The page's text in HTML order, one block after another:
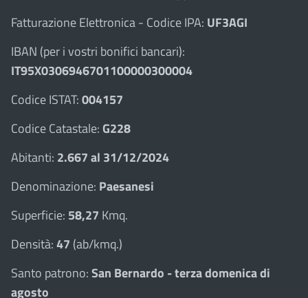
Fatturazione Elettronica - Codice IPA: UF3AGI
IBAN (per i vostri bonifici bancari):
IT95X0306946701100000300004
Codice ISTAT:004157
Codice Catastale:G228
Abitanti: 2.667 al 31/12/2024
Denominazione: Paesanesi
Superficie: 58,27 Kmq.
Densità:47 (ab/kmq.)
Santo patrono:San Bernardo - terza domenica di
agosto